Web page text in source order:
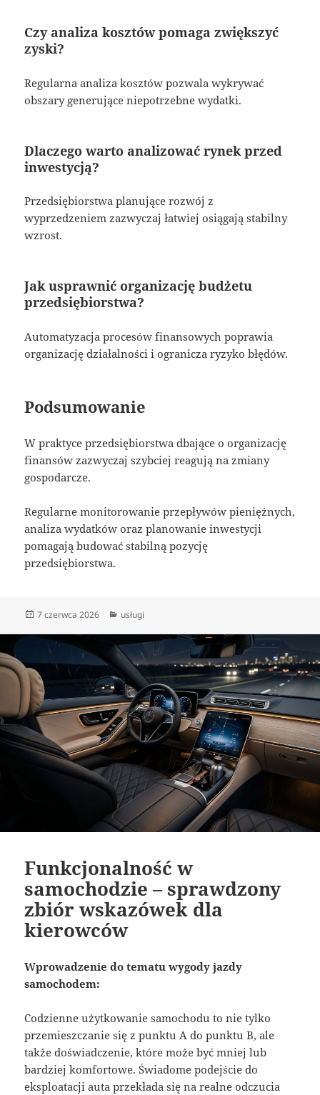
Czy analiza kosztów pomaga zwiększyć
zyski?
Regularna analiza kosztów pozwala wykrywać
obszary generujące niepotrzebne wydatki.
Dlaczego warto analizować rynek przed
inwestycją?
Przedsiębiorstwa planujące rozwój z
wyprzedzeniem zazwyczaj łatwiej osiągają stabilny
wzrost.
Jak usprawnić organizację budżetu
przedsiębiorstwa?
Automatyzacja procesów finansowych poprawia
organizację działalności i ogranicza ryzyko błędów.
Podsumowanie
W praktyce przedsiębiorstwa dbające o organizację
finansów zazwyczaj szybciej reagują na zmiany
gospodarcze.
Regularne monitorowanie przepływów pieniężnych,
analiza wydatków oraz planowanie inwestycji
pomagają budować stabilną pozycję
przedsiębiorstwa.
Data
7 czerwca 2026 Kategorie
usługi
Funkcjonalność w
samochodzie – sprawdzony
zbiór wskazówek dla
kierowców
Wprowadzenie do tematu wygody jazdy
samochodem:
Codzienne użytkowanie samochodu to nie tylko
przemieszczanie się z punktu A do punktu B, ale
także doświadczenie, które może być mniej lub
bardziej komfortowe. Świadome podejście do
eksploatacji auta przekłada się na realne odczucia